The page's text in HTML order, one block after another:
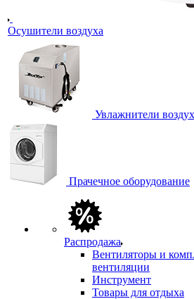
Осушители воздуха
Увлажнители
Прачечное оборудование
Распродажа
Вентиляторы и
вентиляции
Инструмент
Товары для отдыха